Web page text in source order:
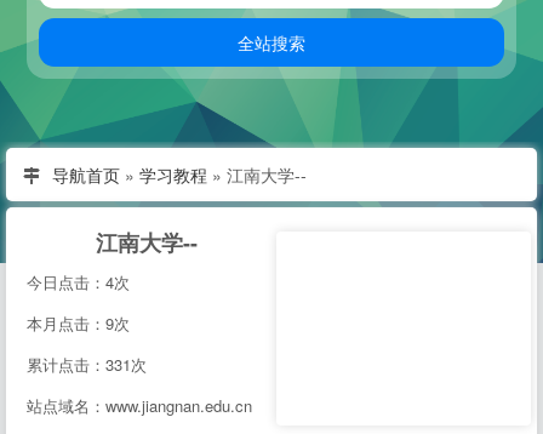
导航首页 » 学习教程 » 江南大学--
江南大学--
今日点击：4次
本月点击：9次
累计点击：331次
站点域名：www.jiangnan.edu.cn